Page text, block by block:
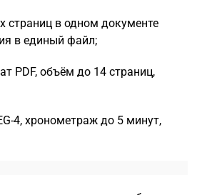
страниц в одном документе
в единый файл;
PDF, объём до 14 страниц,
4, хронометраж до 5 минут,